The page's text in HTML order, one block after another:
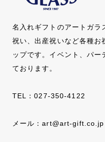
名入れギフトのアートガラ
祝い、出産祝いなど各種お
ップです。イベント、パー
ております。
TEL：027-350-4122
メール：art@art-gift.co.jp